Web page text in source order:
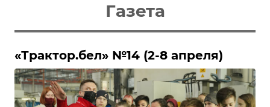
Газета
«Трактор.бел» №14 (2-8 апреля)